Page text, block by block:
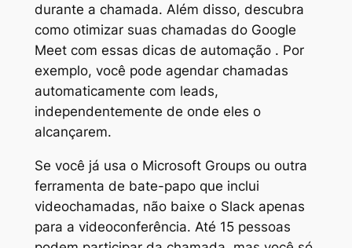
durante a chamada. Além disso, descubra
como otimizar suas chamadas do Google
Meet com essas dicas de automação . Por
exemplo, você pode agendar chamadas
automaticamente com leads,
independentemente de onde eles o
alcançarem.
Se você já usa o Microsoft Groups ou outra
ferramenta de bate-papo que inclui
videochamadas, não baixe o Slack apenas
para a videoconferência. Até 15 pessoas